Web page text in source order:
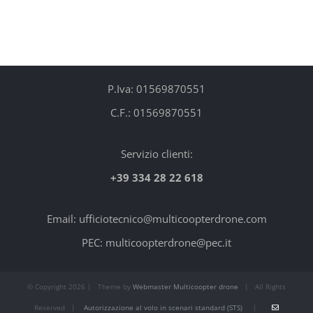
P.Iva: 01569870551
C.F.: 01569870551
Servizio clienti:
+39 334 28 22 618
Email: ufficiotecnico@multicoopterdrone.com
PEC: multicoopterdrone@pec.it
© Copyright 2026 | Theme by Webmaster Multicoopter drone | All Rights
Reserved | Autorizzazione al volo in scenari standard (STS) |